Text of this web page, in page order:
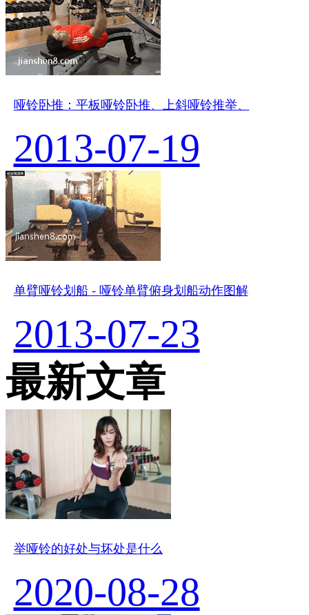
哑铃卧推：平板哑铃卧推、上斜哑铃推举、
2013-07-19
单臂哑铃划船 - 哑铃单臂俯身划船动作图解
2013-07-23
最新文章
举哑铃的好处与坏处是什么
2020-08-28